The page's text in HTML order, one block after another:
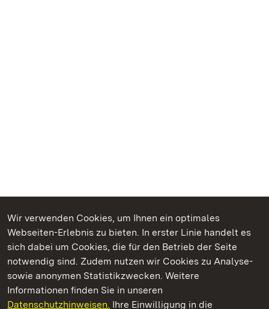
Wir verwenden Cookies, um Ihnen ein optimales
Webseiten-Erlebnis zu bieten. In erster Linie handelt es
sich dabei um Cookies, die für den Betrieb der Seite
notwendig sind. Zudem nutzen wir Cookies zu Analyse-
sowie anonymen Statistikzwecken. Weitere
Informationen finden Sie in unseren
Datenschutzhinweisen. Ihre Einwilligung in die
Kommen. Staunen. Genießen.
Kloster Heiligkreuztal